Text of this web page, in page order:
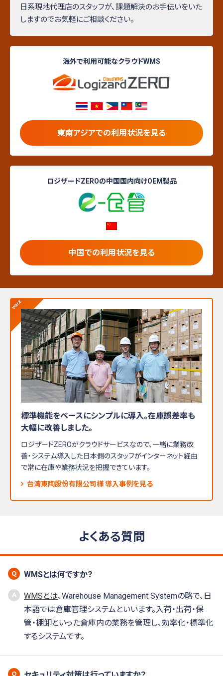
日系現地代理店のスタッフが、課題解決のお手伝いをいた
しますのでお気軽にご相談ください。
海外で利用可能なクラウドWMS
東南アジアでの利用状況を見る
ロジザードZEROの中国国内向けOEM製品
中国での利用状況を見る
標準機能をベースにシンプルに導入。在庫誤差率も
大幅に改善しました。
ロジザードZEROがクラウドサービスなので、一緒に業務改
善・システム導入した日本側のスタッフがインターネット経由
で常に在庫や業務状況を把握できています。
台湾東陶股份有限公司様 導入事例を見る
よくある質問
WMSとは何ですか？
WMSとは、Warehouse Management Systemの略で、日
本語では倉庫管理システムといいます。入荷・出荷・保
管・棚卸といった倉庫内の業務を管理し、効率化・標準化
するシステムです。